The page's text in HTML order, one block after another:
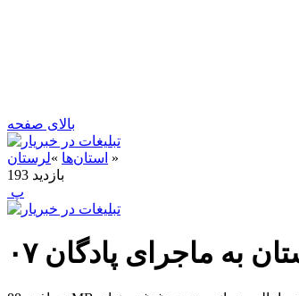
بالای صفحه
استان‌ها »لرستان
»
193 بازدید
‍ پ
به ماجرای پادگان ۰۷